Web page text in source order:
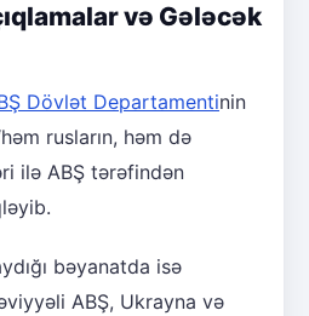
və Gələcək
Dövlət Departamentinin
rusların, həm də
ilə ABŞ tərəfindən
bəyanatda isə
ABŞ, Ukrayna və